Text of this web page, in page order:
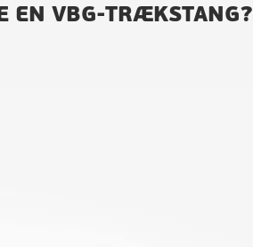
EN VBG-TRÆKSTANG?